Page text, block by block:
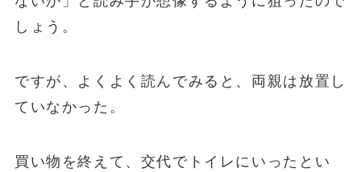
しょう。
ですが、よくよく読んでみると、両親は放置し
ていなかった。
買い物を終えて、交代でトイレにいったとい